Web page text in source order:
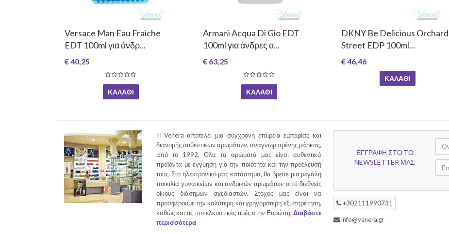
Versace Man Eau Fraiche
EDT 100ml για άνδρ...
€ 40,25
ΚΑΛΆΘΙ
Armani Acqua Di Gio EDT
100ml για άνδρες α...
€ 63,25
ΚΑΛΆΘΙ
DKNY Be Delicious Orchard
Street EDP 100ml...
€ 46,46
ΚΑΛΆΘΙ
Η Venera αποτελεί μια σύγχρονη εταιρεία εμπορίας και
διανομής αυθεντικών αρωμάτων, αναγνωρισμένης μάρκας,
από το 1992. Όλα τα αρώματά μας είναι αυθεντικά
προϊόντα με εγγύηση για την ποιότητα και την προέλευσή
τους. Στο ηλεκτρονικό μας κατάστημα, θα βρείτε μια μεγάλη
ποικιλία γυναικείων και ανδρικών αρωμάτων από διεθνείς
οίκους διάσημων σχεδιαστών. Στόχος μας είναι να
προσφέρουμε την καλύτερη και γρηγορότερη εξυπηρέτηση,
καθώς και τις πιο ελκυστικές τιμές στην Ευρώπη. Διαβάστε
περισσότερα
ΕΓΓΡΑΦΗ ΣΤΟ ΤΟ
NEWSLETTER ΜΑΣ
+302111990731
info@venera.gr